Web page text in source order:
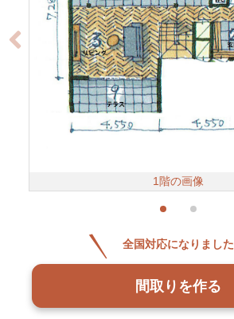
1階の画像
全国対応になりました
間取りを作る